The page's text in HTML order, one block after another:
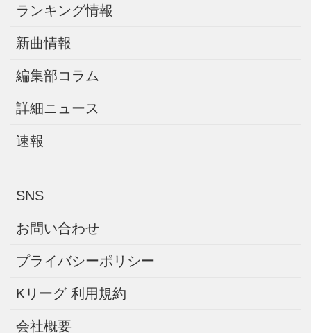
ランキング情報
新曲情報
編集部コラム
詳細ニュース
速報
SNS
お問い合わせ
プライバシーポリシー
Kリーグ 利用規約
会社概要